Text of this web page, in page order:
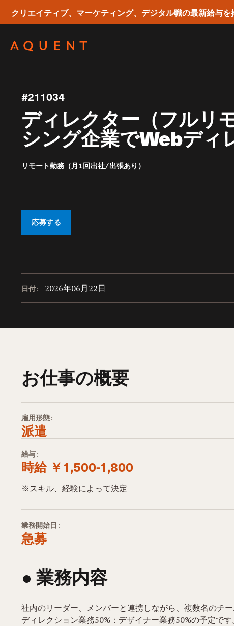
クリエイティブ、マーケティング、デジタル職の最新給与を
#211034
ディレクター（フル
シング企業でWebディ
リモート勤務（月1回出社/出張あり）
応募する
日付: 2026年06月22日
お仕事の概要
雇用形態:
派遣
給与:
時給 ￥1,500-1,800
※スキル、経験によって決定
業務開始日:
急募
● 業務内容​
社内のリーダー、メンバーと連携しながら、複数名のチ
ディレクション業務50%：デザイナー業務50%の予定です